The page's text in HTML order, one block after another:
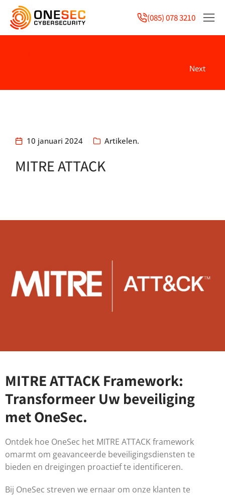
(085) 078 3210
Next
10 januari 2024 Artikelen.
MITRE ATTACK
MITRE ATTACK Framework:
Transformeer Uw beveiliging
met OneSec.
Ontdek hoe OneSec het MITRE ATTACK framework
omarmt om geavanceerde beveiligingsdiensten te
bieden en dreigingen proactief te identificeren.
Bij OneSec streven we ernaar om onze klanten te